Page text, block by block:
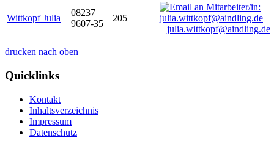
Wittkopf Julia
08237
9607-35
205
julia.wittkopf@aindling.de
drucken nach oben
Quicklinks
Kontakt
Inhaltsverzeichnis
Impressum
Datenschutz